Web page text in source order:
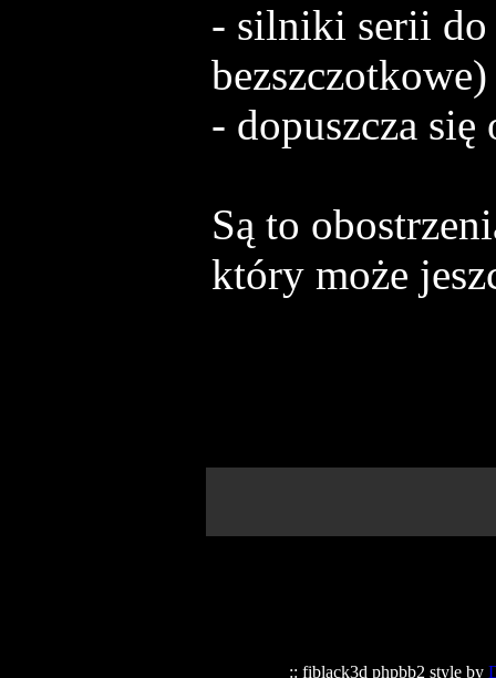
- silniki serii do
bezszczotkowe)
- dopuszcza
Są to
który może
:: fiblack3d phpbb2 style by